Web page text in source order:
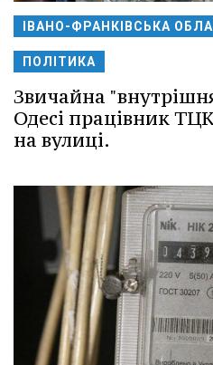
ІВАНО-ФРАНКІВСЬКА
ПОЛІТИКА
Звичайна
Одесі працівник
на вулиці.